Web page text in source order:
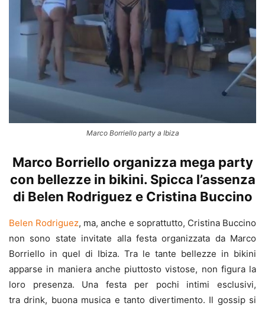
Marco Borriello party a Ibiza
Marco Borriello organizza mega party
con bellezze in bikini. Spicca l’assenza
di Belen Rodriguez e Cristina Buccino
Belen Rodriguez, ma, anche e soprattutto, Cristina Buccino
non sono state invitate alla festa organizzata da Marco
Borriello in quel di Ibiza. Tra le tante bellezze in bikini
apparse in maniera anche piuttosto vistose, non figura la
loro presenza. Una festa per pochi intimi esclusivi,
tra drink, buona musica e tanto divertimento. Il gossip si